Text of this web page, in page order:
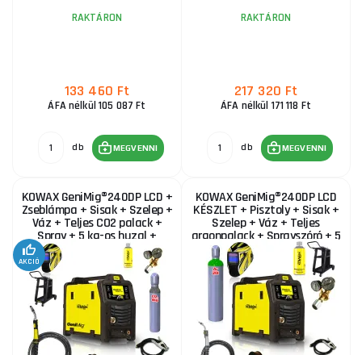
RAKTÁRON
133 460 Ft
ÁFA nélkül 105 087 Ft
db MEGVENNI
RAKTÁRON
217 320 Ft
ÁFA nélkül 171 118 Ft
db MEGVENNI
KOWAX GeniMig®240DP LCD +
Zseblámpa + Sisak + Szelep +
Váz + Teljes CO2 palack +
Spray + 5 kg-os huzal +
AKCIÓ
KOWAX GeniMig®240DP LCD
KÉSZLET + Pisztoly + Sisak +
Szelep + Váz + Teljes
argonpalack + Sprayszóró + 5
kg-os drót +...